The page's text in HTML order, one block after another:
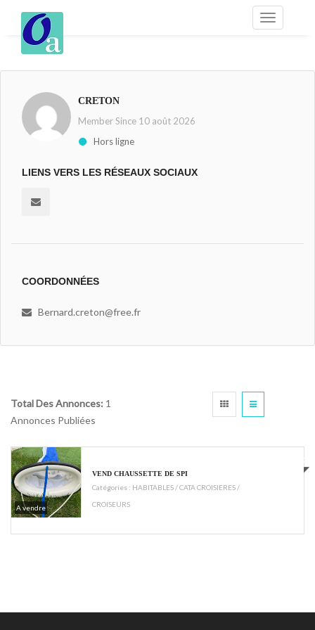
CRETON
Member Since 10 août 2026
Hors ligne
LIENS VERS LES RÉSEAUX SOCIAUX
COORDONNÉES
Bernard.creton@free.fr
Total Des Annonces: 1
Annonces Publiées
A vendre
€150
VEND CHAUSSETTE DE SPI
Catégories : HABITABLES / CATA CROISIERES /
CROISEURS